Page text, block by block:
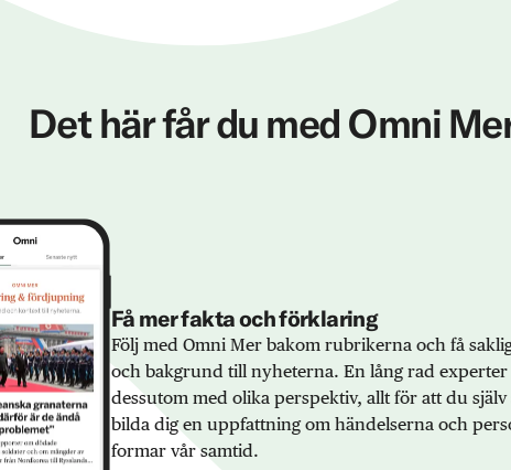
Det här får du med Omni
Få mer fakta och förklaring
Följ med Omni Mer bakom rubrikerna och få
och bakgrund till nyheterna. En lång rad
dessutom med olika perspektiv, allt för att du
bilda dig en uppfattning om händelserna och
formar vår samtid.